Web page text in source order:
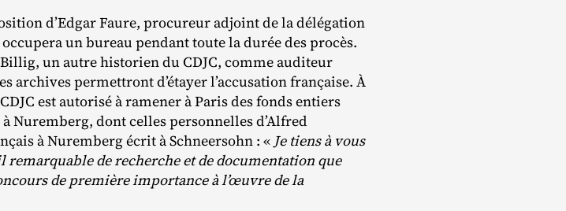
d’Edgar Faure, procureur adjoint de la délégation
un bureau pendant toute la durée des procès.
un autre historien du CDJC, comme auditeur
archives permettront d’étayer l’accusation française. À
est autorisé à ramener à Paris des fonds entiers
Nuremberg, dont celles personnelles d’Alfred
à Nuremberg écrit à Schneersohn : «Je tiens à vous
de recherche et de documentation que
de première importance à l’œuvre de la